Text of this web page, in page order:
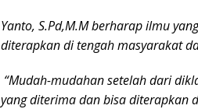
Yanto, S.Pd,M.M berharap ilmu
diterapkan di tengah masyarakat
“Mudah-mudahan setelah dari
yang diterima dan bisa diterapkan